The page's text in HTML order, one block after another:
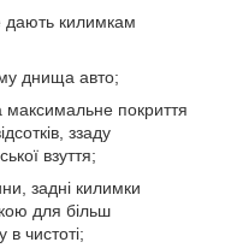
дають килимкам
днища авто;
покриття
ззаду
взуття;
задні килимки
для більш
чистоті;